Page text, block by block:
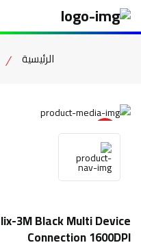
الرئيسية
item view
3M Black Multi Device
Connection 1600DPI